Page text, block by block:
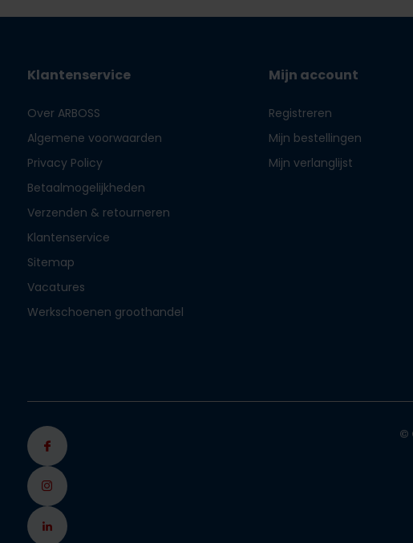
Klantenservice
Over ARBOSS
Algemene voorwaarden
Privacy Policy
Betaalmogelijkheden
Verzenden & retourneren
Klantenservice
Sitemap
Vacatures
Werkschoenen groothandel
Mijn account
Registreren
Mijn bestellingen
Mijn verlanglijst
©